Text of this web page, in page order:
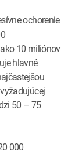
ochorenie
10 miliónov
hlavné
50 – 75
000